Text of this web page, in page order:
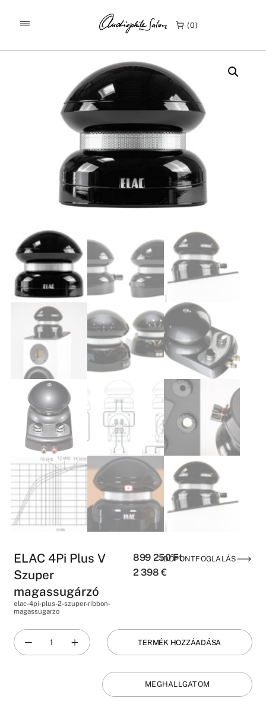
0
KEZDŐLAP TERMÉKEK
/
ELAC 4PI PLUS V SZUPER MAGASSUGÁRZÓ
IDŐPONTFOGLALÁS
ELAC 4Pi Plus V
Szuper
magassugárzó
elac-4pi-plus-2-szuper-ribbon-
magassugarzo
899 250Ft
2 398€
TERMÉK HOZZÁADÁSA
MEGHALLGATOM